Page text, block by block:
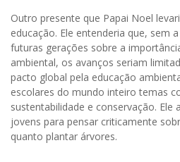
Outro presente que Papai Noel
educação. Ele entenderia que, sem
futuras gerações sobre a
ambiental, os avanços seriam
pacto global pela educação
escolares do mundo inteiro temas
sustentabilidade e conservação. Ele
jovens para pensar criticamente
quanto plantar árvores.